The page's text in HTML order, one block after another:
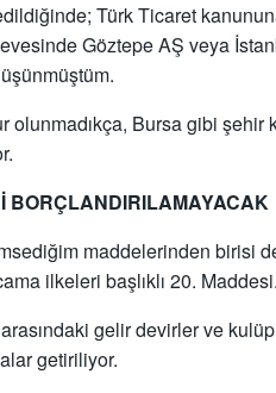
Türk Ticaret
Göztepe AŞ veya
olunmadıkça, Bursa gibi
BORÇLANDIRILAMAYACAK
maddelerinden birisi
ilkeleri başlıklı 20. Maddesi.
gelir devirler ve
getiriliyor.